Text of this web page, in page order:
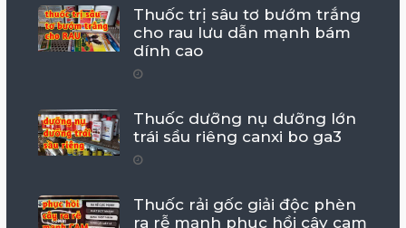
Thuốc trị sâu tơ bướm trắng
cho rau lưu dẫn mạnh bám
dính cao
Thuốc dưỡng nụ dưỡng lớn
trái sầu riêng canxi bo ga3
Thuốc rải gốc giải độc phèn
ra rễ mạnh phục hồi cây cam